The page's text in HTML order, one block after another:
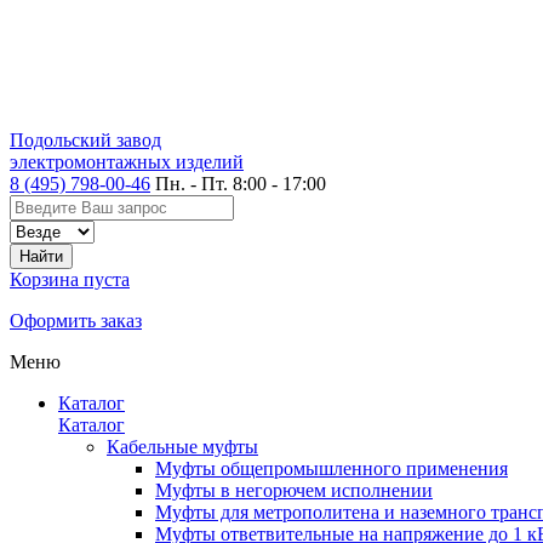
Подольский завод
электромонтажных изделий
8 (495) 798-00-46 Пн. - Пт. 8:00 - 17:00
Корзина пуста
Оформить заказ
Меню
Каталог
Каталог
Кабельные муфты
Муфты общепромышленного применения
Муфты в негорючем исполнении
Муфты для метрополитена и наземного
Муфты ответвительные на напряжение до 1